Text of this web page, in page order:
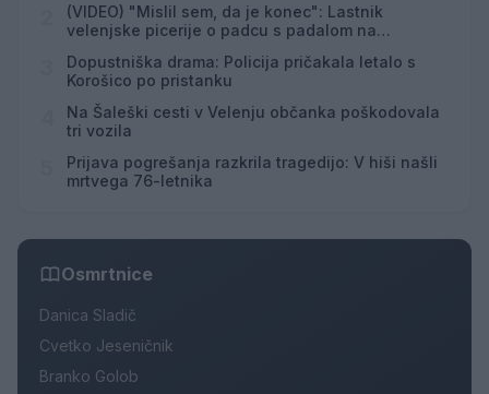
(VIDEO) "Mislil sem, da je konec": Lastnik
velenjske picerije o padcu s padalom na
Dopustniška drama: Policija pričakala letalo s
Korošico po pristanku
Na Šaleški cesti v Velenju občanka poškodovala
tri vozila
Prijava pogrešanja razkrila tragedijo: V hiši našli
mrtvega 76-letnika
Osmrtnice
Danica Sladič
Cvetko Jeseničnik
Branko Golob